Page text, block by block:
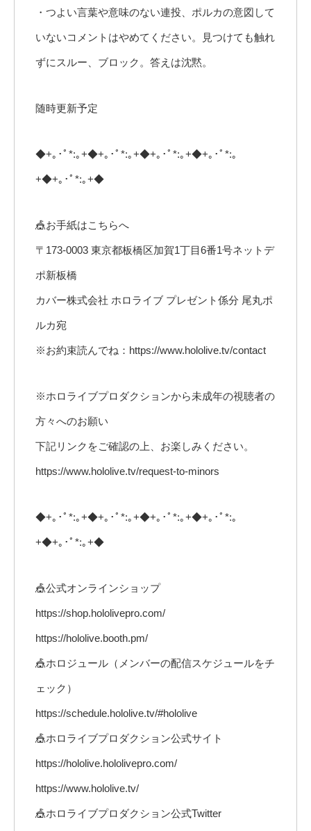
・つよい言葉や意味のない連投、ポルカの意図して
いないコメントはやめてください。見つけても触れ
ずにスルー、ブロック。答えは沈黙。
随時更新予定
◆+｡･ﾟ*:｡+◆+｡･ﾟ*:｡+◆+｡･ﾟ*:｡+◆+｡･ﾟ*:｡
+◆+｡･ﾟ*:｡+◆
🎪お手紙はこちらへ
〒173-0003 東京都板橋区加賀1丁目6番1号ネットデ
ポ新板橋
カバー株式会社 ホロライブ プレゼント係分 尾丸ポ
ルカ宛
※お約束読んでね：https://www.hololive.tv/contact
※ホロライブプロダクションから未成年の視聴者の
方々へのお願い
下記リンクをご確認の上、お楽しみください。
https://www.hololive.tv/request-to-minors
◆+｡･ﾟ*:｡+◆+｡･ﾟ*:｡+◆+｡･ﾟ*:｡+◆+｡･ﾟ*:｡
+◆+｡･ﾟ*:｡+◆
🎪公式オンラインショップ
https://shop.hololivepro.com/
https://hololive.booth.pm/
🎪ホロジュール（メンバーの配信スケジュールをチ
ェック）
https://schedule.hololive.tv/#hololive
🎪ホロライブプロダクション公式サイト
https://hololive.hololivepro.com/
https://www.hololive.tv/
🎪ホロライブプロダクション公式Twitter